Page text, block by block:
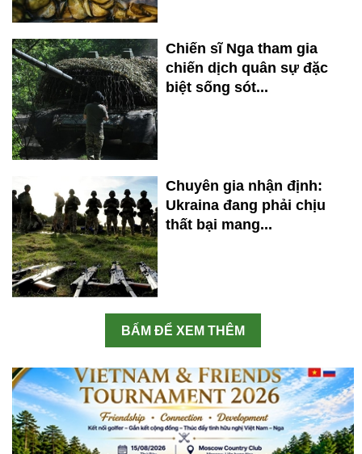
Chiến sĩ Nga tham gia
chiến dịch quân sự đặc
biệt sống sót...
Chuyên gia nhận định:
Ukraina đang phải chịu
thất bại mang...
BẤM ĐỂ XEM THÊM